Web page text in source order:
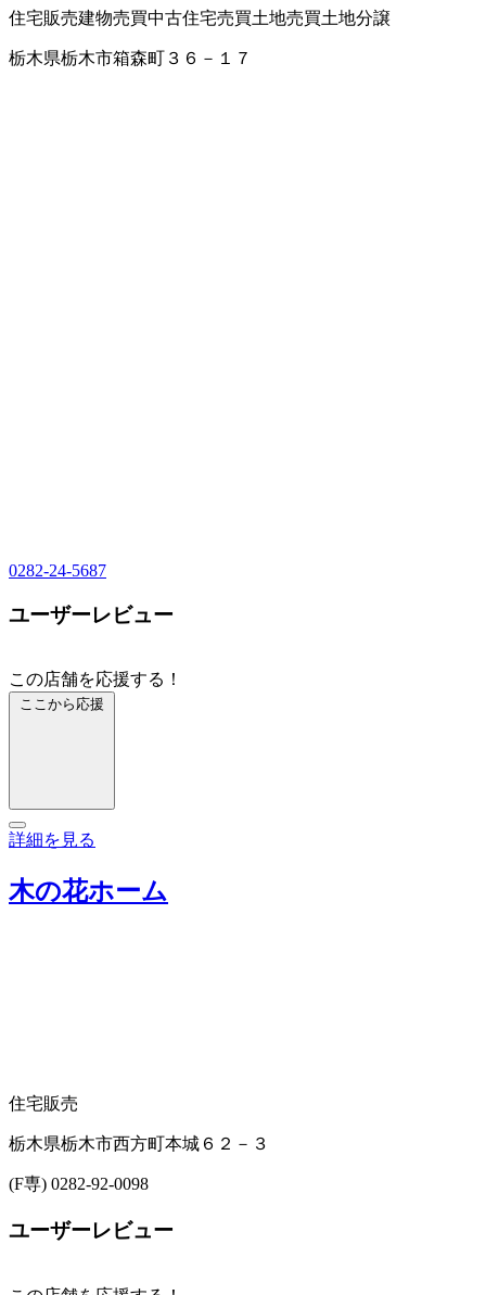
住宅販売建物売買中古住宅売買土地売買土地分譲
栃木県栃木市箱森町３６－１７
0282-24-5687
ユーザーレビュー
この店舗を応援する！
ここから応援
詳細を見る
木の花ホーム
住宅販売
栃木県栃木市西方町本城６２－３
(F専) 0282-92-0098
ユーザーレビュー